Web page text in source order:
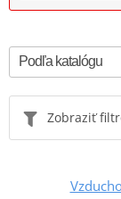
Zobraziť